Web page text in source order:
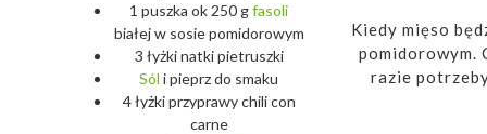
1 puszka ok 250 gfasoli
białej w sosie pomidorowym
3 łyżki natki pietruszki
Sól i pieprz do smaku
4 łyżki przyprawy chili con
carne
Kiedy mięso
pomidorowym.
razie